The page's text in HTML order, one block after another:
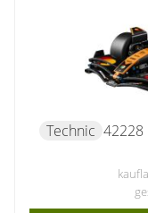
Technic 42228